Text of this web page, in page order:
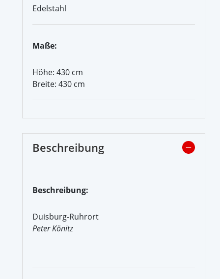
Edelstahl
Maße:
Höhe: 430 cm
Breite: 430 cm
Beschreibung
Beschreibung:
Duisburg-Ruhrort
Peter Könitz